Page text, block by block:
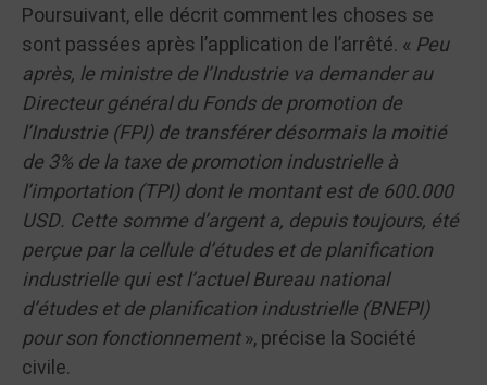
Poursuivant, elle décrit comment les choses se
sont passées après l’application de l’arrêté. « Peu
après, le ministre de l’Industrie va demander au
Directeur général du Fonds de promotion de
l’Industrie (FPI) de transférer désormais la moitié
de 3% de la taxe de promotion industrielle à
l’importation (TPI) dont le montant est de 600.000
USD. Cette somme d’argent a, depuis toujours, été
perçue par la cellule d’études et de planification
industrielle qui est l’actuel Bureau national
d’études et de planification industrielle (BNEPI)
pour son fonctionnement», précise la Société
civile.